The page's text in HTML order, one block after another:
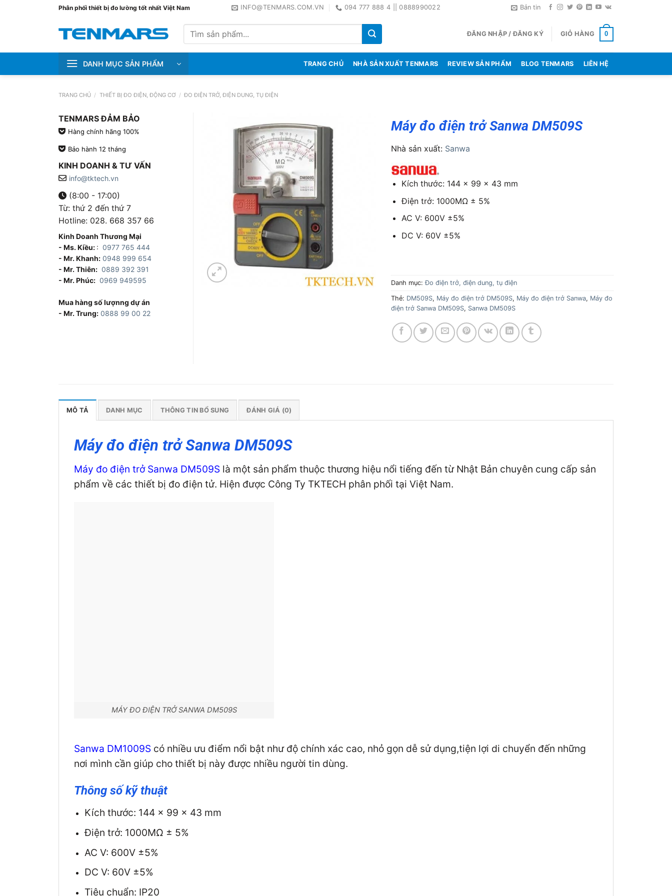
Phân phối thiết bị đo lường tốt nhất Việt Nam INFO@TENMARS.COM.VN 094 777 888 4 || 0888990022 Bản tin
kiếm:
ĐĂNG NHẬP / ĐĂNG KÝ GIỎ HÀNG 0
DANH MỤC SẢN PHẨM TRANG CHỦ NHÀ SẢN XUẤT TENMARS REVIEW SẢN PHẨM BLOG TENMARS LIÊN HỆ
TRANG CHỦ / THIẾT BỊ ĐO ĐIỆN, ĐỘNG CƠ / ĐO ĐIỆN TRỞ, ĐIỆN DUNG, TỤ ĐIỆN
Máy đo điện trở Sanwa DM509S
Nhà sản xuất: Sanwa
Kích thước: 144 x 99 x 43 mm
Điện trở: 1000MΩ ± 5%
AC V: 600V ±5%
DC V: 60V ±5%
Danh mục:Đo điện trở, điện dung, tụ điện
Thẻ: DM509S, Máy đo điện trở DM509S, Máy đo điện trở Sanwa, Máy đo
điện trở Sanwa DM509S, Sanwa DM509S
TENMARS ĐẢM BẢO
Hàng chính hãng 100%
Bảo hành 12 tháng
KINH DOANH & TƯ VẤN
info@tktech.vn
(8:00 - 17:00)
Từ: thứ 2 đến thứ 7
Hotline: 028. 668 357 66
Kinh Doanh Thương Mại
- Ms. Kiều: : 0977 765 444
- Mr. Khanh: 0948 999 654
- Mr. Thiên: 0889 392 391
- Mr. Phúc: 0969 949595
Mua hàng số lượnng dự án
- Mr. Trung: 0888 99 00 22
MÔ TẢ DANH MỤC THÔNG TIN BỔ SUNG ĐÁNH GIÁ (0)
Máy đo điện trở Sanwa DM509S
Máy đo điện trở Sanwa DM509S là một sản phẩm thuộc thương hiệu nổi tiếng đến từ Nhật Bản chuyên cung cấp sản
phẩm về các thiết bị đo điện tử. Hiện được Công Ty TKTECH phân phối tại Việt Nam.
MÁY ĐO ĐIỆN TRỞ SANWA DM509S
Sanwa DM1009S có nhiều ưu điểm nổi bật như độ chính xác cao, nhỏ gọn dễ sử dụng,tiện lợi di chuyển đến những
nơi mình cần giúp cho thiết bị này được nhiều người tin dùng.
Thông số kỹ thuật
Kích thước: 144 x 99 x 43 mm
Điện trở: 1000MΩ ± 5%
AC V: 600V ±5%
DC V: 60V ±5%
Tiêu chuẩn: IP20